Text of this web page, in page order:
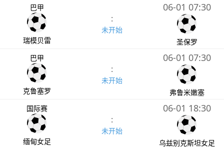
巴甲
瑞模贝雷
:
未开始
06-01 07:30
圣保罗
巴甲
克鲁塞罗
:
未开始
06-01 07:30
弗鲁米嫩塞
国际赛
缅甸女足
:
未开始
06-01 18:30
乌兹别克斯坦女足